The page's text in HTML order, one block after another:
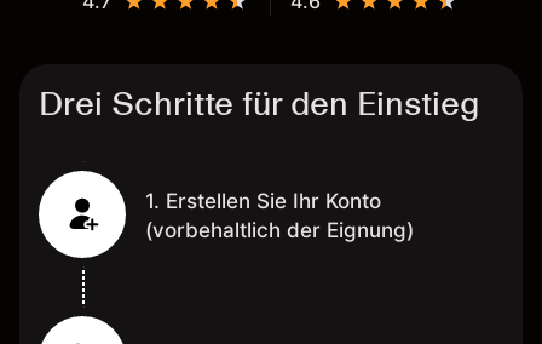
Drei Schritte für den Einstieg
1. Erstellen Sie Ihr Konto
(vorbehaltlich der Eignung)